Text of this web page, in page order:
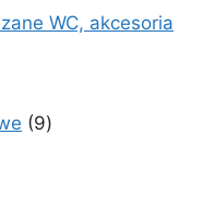
WC, akcesoria
99